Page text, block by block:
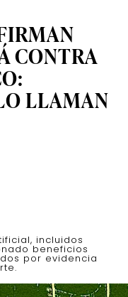
CONTRA
LLAMAN
incluidos
beneficios
por evidencia